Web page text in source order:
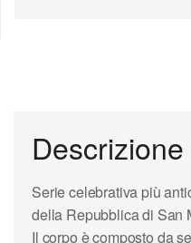
Descrizione
Serie celebrativa più
della Repubblica di San
Il corpo è composto da